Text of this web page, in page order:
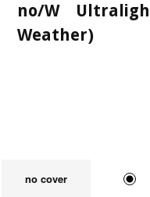
no/W
Weather)
no cover